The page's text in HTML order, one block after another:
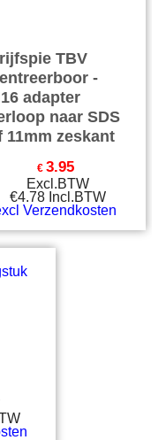
TBV
-
adapter
naar SDS
11mm zeskant
€ 3.95
Excl.BTW
€4.78 Incl.BTW
Verzendkosten